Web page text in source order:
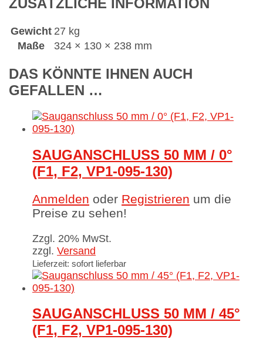
Gewicht 27 kg
Maße
324 × 130 × 238 mm
DAS KÖNNTE IHNEN AUCH
GEFALLEN …
SAUGANSCHLUSS 50 MM / 0°
(F1, F2, VP1-095-130)
Anmelden oder Registrieren um die
Preise zu sehen!
Zzgl. 20% MwSt.
zzgl. Versand
Lieferzeit: sofort lieferbar
SAUGANSCHLUSS 50 MM / 45°
(F1, F2, VP1-095-130)